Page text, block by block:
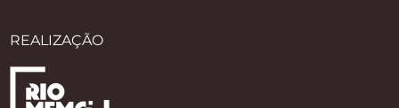
REALIZAÇÃO